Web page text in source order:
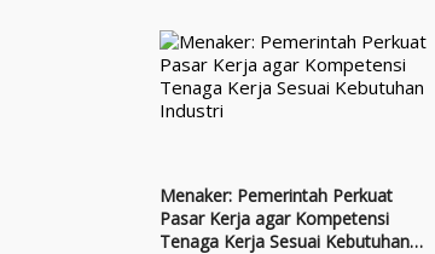
Menaker: Pemerintah Perkuat
Pasar Kerja agar Kompetensi
Tenaga Kerja Sesuai Kebutuhan